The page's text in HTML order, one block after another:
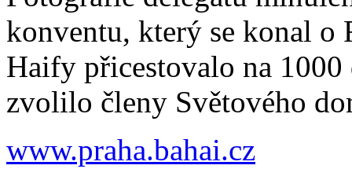
konventu, který se konal o
Haify přicestovalo na 1000
zvolilo členy Světového
www.praha.bahai.cz